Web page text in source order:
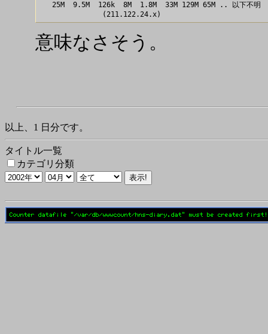
   25M  9.5M  126k  8M  1.8M  33M 129M 65M .. 以下不明
意味なさそう。
以上、1 日分です。
タイトル一覧
カテゴリ分類